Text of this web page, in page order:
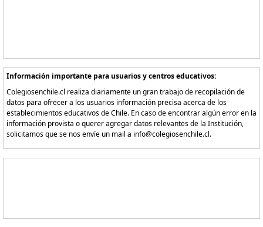
Información importante para usuarios y centros educativos:
Colegiosenchile.cl realiza diariamente un gran trabajo de recopilación de
datos para ofrecer a los usuarios información precisa acerca de los
establecimientos educativos de Chile. En caso de encontrar algún error en la
información provista o querer agregar datos relevantes de la Institución,
solicitamos que se nos envíe un mail a info@colegiosenchile.cl.